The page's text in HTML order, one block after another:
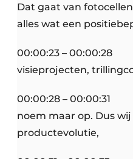
Dat gaat van
alles wat een
00:00:23 – 00:00:28
visieprojecten,
00:00:28 – 00:00:31
noem maar op. Dus
productevolutie,